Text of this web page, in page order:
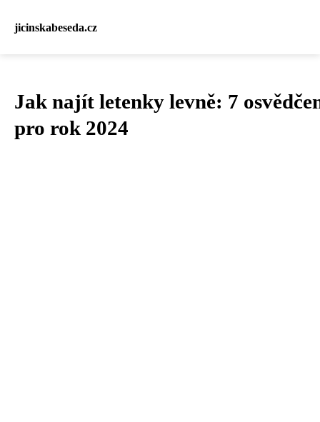
jicinskabeseda.cz
Jak najít letenky levně: 7
pro rok 2024